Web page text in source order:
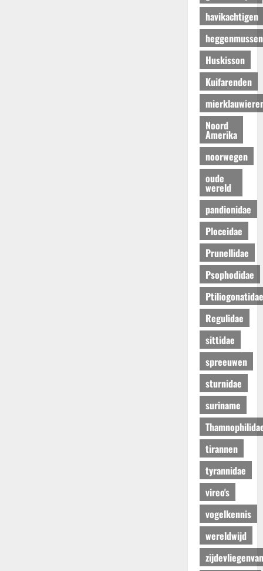
havikachtigen
heggenmussen
Huskisson
Kuifarenden
Noord
Amerika
noorwegen
oude
wereld
pandionidae
Ploceidae
Prunellidae
Psophodidae
Ptiliogonatidae
Regulidae
sittidae
spreeuwen
sturnidae
suriname
tirannen
tyrannidae
vireo's
vogelkennis
wereldwijd